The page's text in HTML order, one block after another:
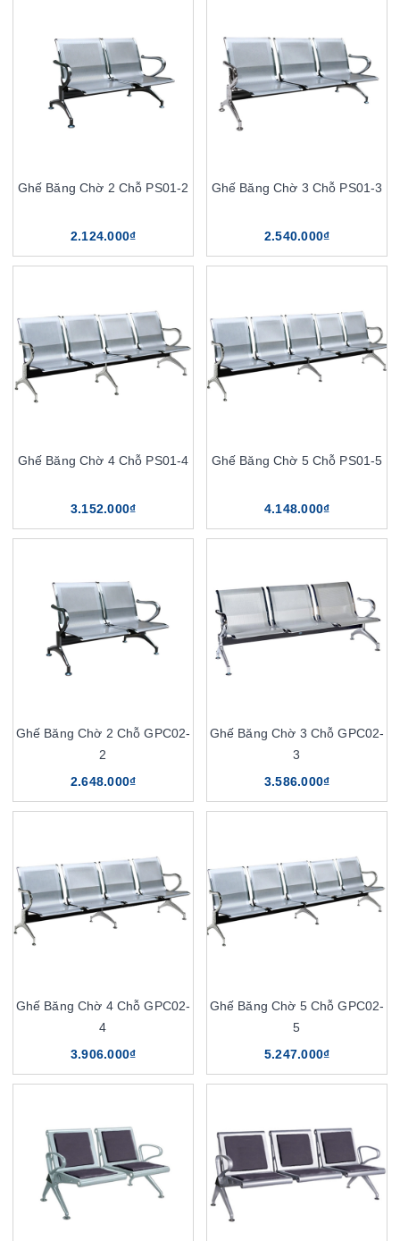
Ghế Băng Chờ 2 Chỗ PS01-2
2.124.000₫
Ghế Băng Chờ 3 Chỗ PS01-3
2.540.000₫
Ghế Băng Chờ 4 Chỗ PS01-4
3.152.000₫
Ghế Băng Chờ 5 Chỗ PS01-5
4.148.000₫
Ghế Băng Chờ 2 Chỗ GPC02-
2
2.648.000₫
Ghế Băng Chờ 3 Chỗ GPC02-
3
3.586.000₫
Ghế Băng Chờ 4 Chỗ GPC02-
4
3.906.000₫
Ghế Băng Chờ 5 Chỗ GPC02-
5
5.247.000₫